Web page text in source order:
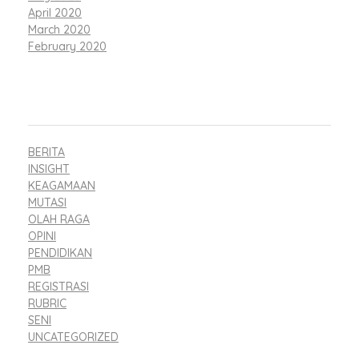
April 2020
March 2020
February 2020
BERITA
INSIGHT
KEAGAMAAN
MUTASI
OLAH RAGA
OPINI
PENDIDIKAN
PMB
REGISTRASI
RUBRIC
SENI
UNCATEGORIZED